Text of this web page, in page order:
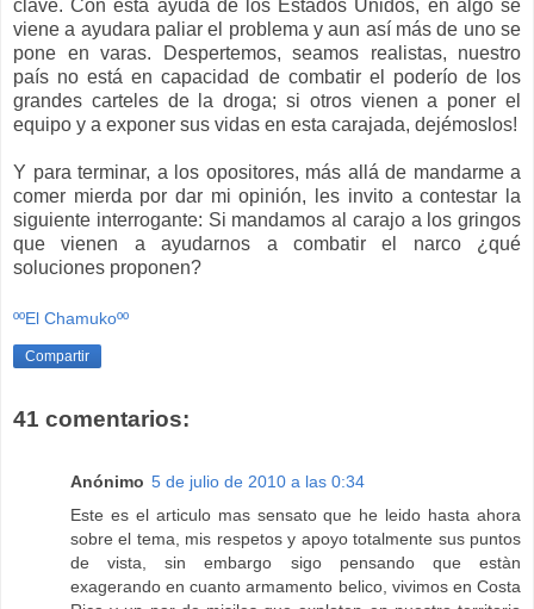
clave. Con esta ayuda de los Estados Unidos, en algo se
viene a ayudara paliar el problema y aun así más de uno se
pone en varas. Despertemos, seamos realistas, nuestro
país no está en capacidad de combatir el poderío de los
grandes carteles de la droga; si otros vienen a poner el
equipo y a exponer sus vidas en esta carajada, dejémoslos!
Y para terminar, a los opositores, más allá de mandarme a
comer mierda por dar mi opinión, les invito a contestar la
siguiente interrogante: Si mandamos al carajo a los gringos
que vienen a ayudarnos a combatir el narco ¿qué
soluciones proponen?
ººEl Chamukoºº
Compartir
41 comentarios:
Anónimo 5 de julio de 2010 a las 0:34
Este es el articulo mas sensato que he leido hasta ahora
sobre el tema, mis respetos y apoyo totalmente sus puntos
de vista, sin embargo sigo pensando que estàn
exagerando en cuanto armamento belico, vivimos en Costa